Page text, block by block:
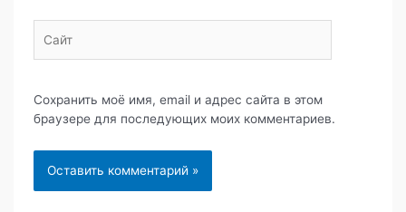
Сохранить моё имя, email и адрес сайта в этом
браузере для последующих моих комментариев.